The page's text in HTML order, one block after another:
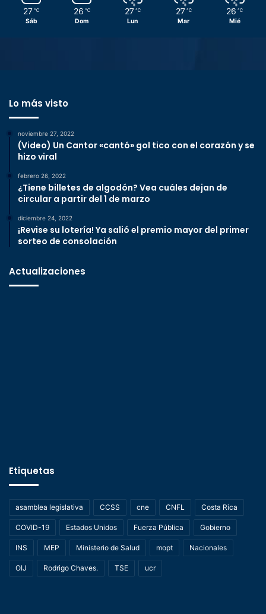
27 ℃
Sáb
26 ℃
Dom
27 ℃
Lun
27 ℃
Mar
26 ℃
Mié
Lo más visto
noviembre 27, 2022
(Video) Un Cantor «cantó» gol tico con el corazón y se
hizo viral
febrero 26, 2022
¿Tiene billetes de algodón? Vea cuáles dejan de
circular a partir del 1 de marzo
diciembre 24, 2022
¡Revise su lotería! Ya salió el premio mayor del primer
sorteo de consolación
Actualizaciones
Etiquetas
asamblea legislativa CCSS cne CNFL Costa Rica
COVID-19 Estados Unidos Fuerza Pública Gobierno
INS MEP Ministerio de Salud mopt Nacionales
OIJ Rodrigo Chaves. TSE ucr